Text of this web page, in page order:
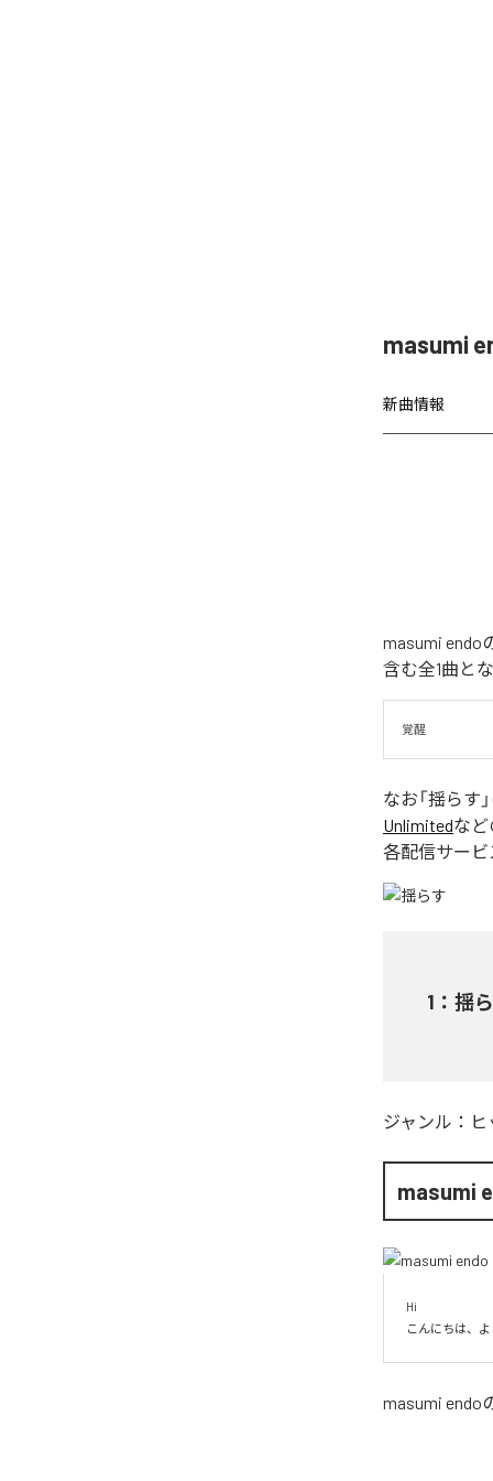
masumi
新曲情報
masumi endo
含む全1曲と
覚醒
なお「揺らす
Unlimitedなど
各配信サービ
1 ： 揺
ジャンル：
masumi
Hi
こんにちは、よ
masumi endo